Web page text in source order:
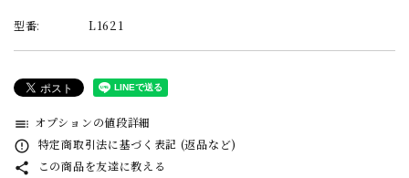
型番: L1621
toc オプションの値段詳細
error_outline 特定商取引法に基づく表記 (返品など)
share この商品を友達に教える